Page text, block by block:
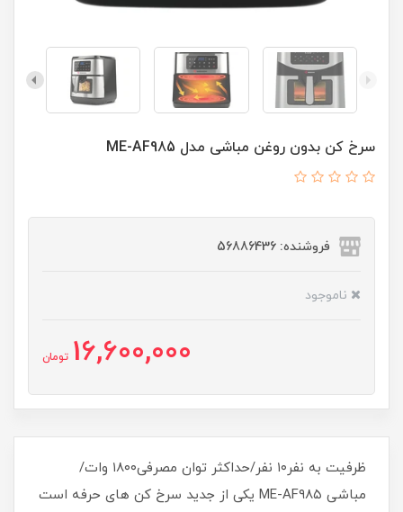
سرخ کن بدون روغن مباشی مدل ME-AF985
فروشنده: 56886436
ناموجود
16,600,000 تومان
ظرفیت به نفر۱۰ نفر/حداکثر توان مصرفی۱۸۰۰ وات/
مباشی ME-AF۹۸۵ یکی از جدید سرخ کن های حرفه است